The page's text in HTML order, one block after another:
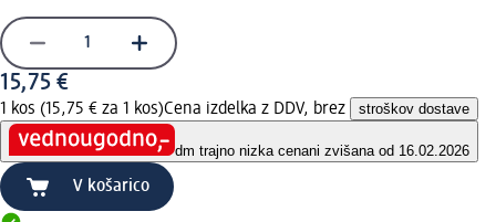
15,75 €
1 kos (15,75 € za 1 kos)Cena izdelka z DDV, brez stroškov dostave
dm trajno nizka cenani zvišana od 16.02.2026
V košarico